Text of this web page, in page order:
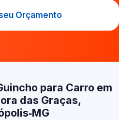
Orçamento
para Carro em
das Graças,